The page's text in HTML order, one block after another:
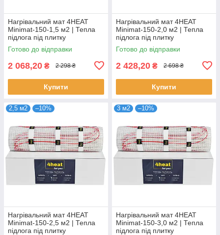
Нагрівальний мат 4HEAT
Minimat-150-1,5 м2 | Тепла
підлога під плитку
Готово до відправки
2 068,20 ₴ 2 298 ₴
Купити
Нагрівальний мат 4HEAT
Minimat-150-2,0 м2 | Тепла
підлога під плитку
Готово до відправки
2 428,20 ₴ 2 698 ₴
Купити
2,5 м2 –10%
Нагрівальний мат 4HEAT
Minimat-150-2,5 м2 | Тепла
підлога під плитку
3 м2 –10%
Нагрівальний мат 4HEAT
Minimat-150-3,0 м2 | Тепла
підлога під плитку